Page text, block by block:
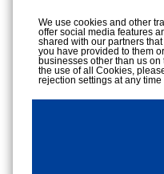
We use cookies and other
offer social media features
shared with our partners
you have provided to them
businesses other than us on
the use of all Cookies,
rejection settings at any
Cookies Details